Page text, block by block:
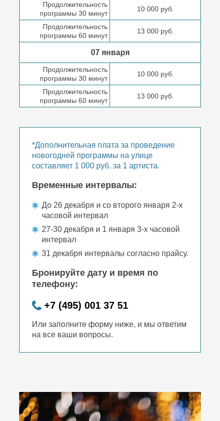
Продолжительность
программы 30 минут
10 000 руб.
Продолжительность
программы 60 минут
13 000 руб.
07 января
Продолжительность
программы 30 минут
10 000 руб.
Продолжительность
программы 60 минут
13 000 руб.
*Дополнительная плата за проведение
новогодней программы на улице
составляет 1 000 руб. за 1 артиста.
Временные интервалы:
До 26 декабря и со второго января 2-х
часовой интервал
27-30 декабря и 1 января 3-х часовой
интервал
31 декабря интервалы согласно прайсу.
Бронируйте дату и время по
телефону:
+7 (495) 001 37 51
Или заполните форму ниже, и мы ответим
на все ваши вопросы.